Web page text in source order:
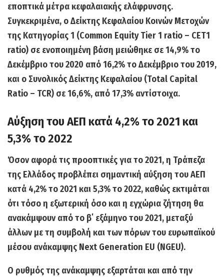
εποπτικά μέτρα κεφαλαιακής ελάφρυνσης.
Συγκεκριμένα, ο Δείκτης Κεφαλαίου Κοινών Μετοχών
της Κατηγορίας 1 (Common Equity Tier 1 ratio – CET1
ratio) σε ενοποιημένη βάση μειώθηκε σε 14,9% το
Δεκέμβριο του 2020 από 16,2% το Δεκέμβριο του 2019,
και ο Συνολικός Δείκτης Κεφαλαίου (Total Capital
Ratio – TCR) σε 16,6%, από 17,3% αντίστοιχα.
Αύξηση του ΑΕΠ κατά 4,2% το 2021 και
5,3% το 2022
Όσον αφορά τις προοπτικές για το 2021,η Τράπεζα
της Ελλάδος προβλέπει σημαντική αύξηση του ΑΕΠ
κατά 4,2% το 2021 και 5,3% το 2022,καθώς εκτιμάται
ότι τόσο η εξωτερική όσο και η εγχώρια ζήτηση θα
ανακάμψουν από το β΄ εξάμηνο του 2021, μεταξύ
άλλων με τη συμβολή και των πόρων του ευρωπαϊκού
μέσου ανάκαμψης Next Generation EU (NGEU).
Ο ρυθμός της ανάκαμψης εξαρτάται και από την